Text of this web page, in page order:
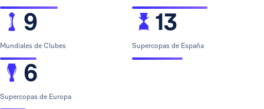
9
Mundiales de Clubes
6
Supercopas de Europa
13
Supercopas de España